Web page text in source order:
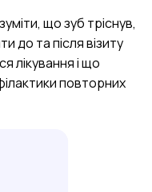
що зуб тріснув,
до та після візиту
лікування і що
повторних